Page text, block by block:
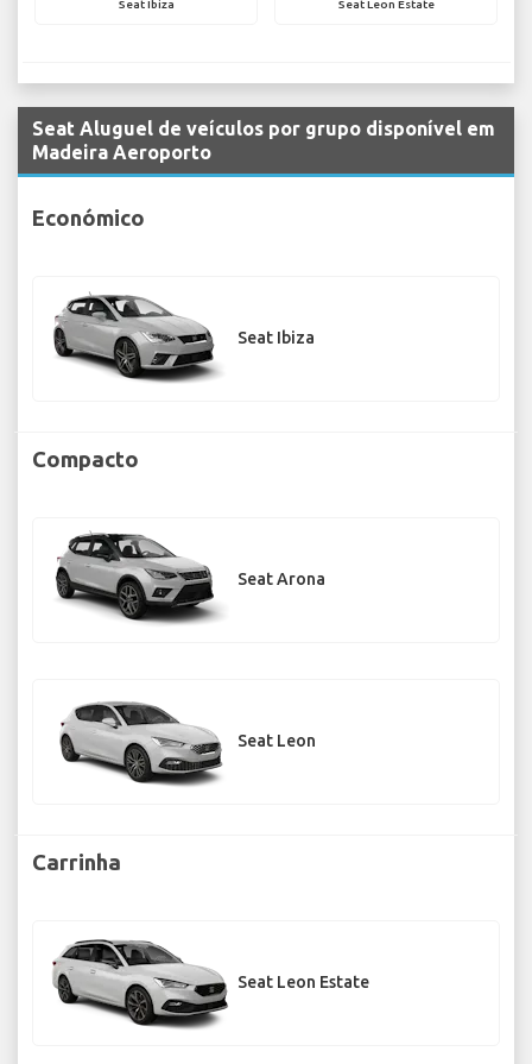
Seat Ibiza Seat Leon Estate
Seat Aluguel de veículos por grupo disponível em
Madeira Aeroporto
Económico
Seat Ibiza
Compacto
Seat Arona
Seat Leon
Carrinha
Seat Leon Estate